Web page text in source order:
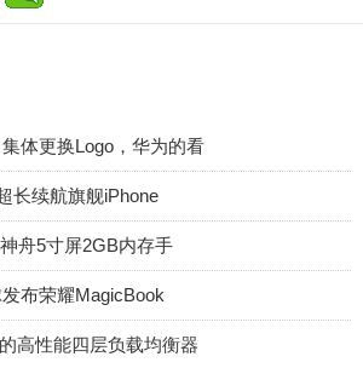
体更换Logo，华为的看
长续航旗舰iPhone
舟5寸屏2GB内存手
布荣耀MagicBook
高性能四层负载均衡器